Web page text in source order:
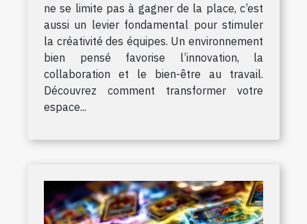
ne se limite pas à gagner de la place, c’est
aussi un levier fondamental pour stimuler
la créativité des équipes. Un environnement
bien pensé favorise l’innovation, la
collaboration et le bien-être au travail.
Découvrez comment transformer votre
espace...